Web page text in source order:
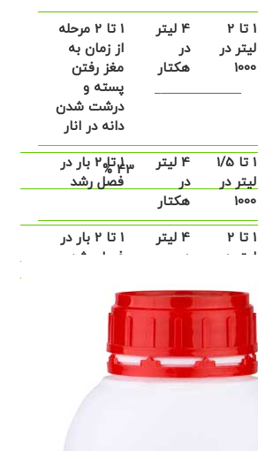
1 تا 2
لیتر در
1000
4 لیتر
در
هکتار
1 تا 2 مرحله
از زمان به
مغز رفتن
پسته و
درشت شدن
دانه در انار
1 تا 1/5
لیتر در
1000
4 لیتر
در
هکتار
1 تا 2 بار در
فصل رشد
1 تا 2
لیتر در
4 لیتر
در
1 تا 2 بار در
فصل رشد
1 تا 2
لیتر در
1000
4 لیتر
هکتار
——————–
43 %